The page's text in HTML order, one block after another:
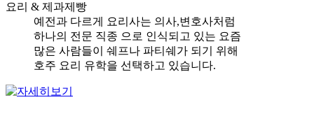
요리 & 제과제빵
예전과 다르게 요리사는 의사,변호사처럼
하나의 전문 직종 으로 인식되고 있는 요즘
많은 사람들이 쉐프나 파티쉐가 되기 위해
호주 요리 유학을 선택하고 있습니다.